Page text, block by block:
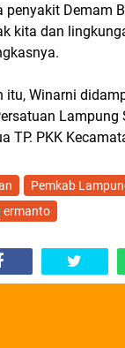
penyakit Demam
kita dan
itu, Winarni
Lampung
TP. PKK
Pemkab
ermanto